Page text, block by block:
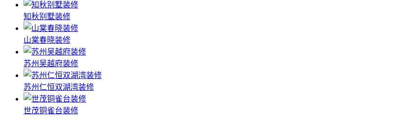
知秋别墅装修
山棠春晓装修
苏州吴越府装修
苏州仁恒双湖湾装修
世茂铜雀台装修